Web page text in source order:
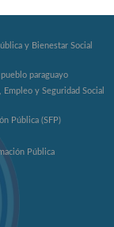
y Bienestar Social
paraguayo
y Seguridad Social
Pública (SFP)
Pública